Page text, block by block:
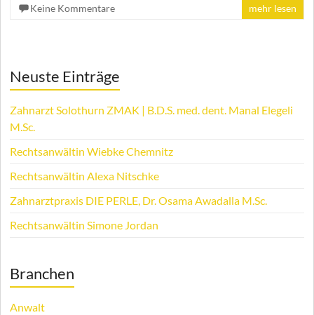
Keine Kommentare
mehr lesen
Neuste Einträge
Zahnarzt Solothurn ZMAK | B.D.S. med. dent. Manal Elegeli
M.Sc.
Rechtsanwältin Wiebke Chemnitz
Rechtsanwältin Alexa Nitschke
Zahnarztpraxis DIE PERLE, Dr. Osama Awadalla M.Sc.
Rechtsanwältin Simone Jordan
Branchen
Anwalt